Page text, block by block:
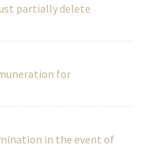
partially delete
for
in the event of